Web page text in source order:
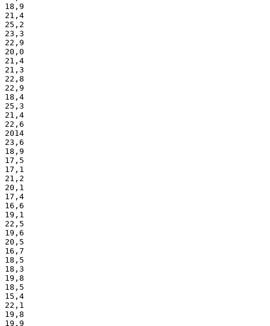
18,9
21,4
25,2
23,3
22,9
20,0
21,4
21,3
22,8
22,9
18,4
25,3
21,4
22,6
2014
23,6
18,9
17,5
17,1
21,2
20,1
17,4
16,6
19,1
22,5
19,6
20,5
16,7
18,5
18,3
19,8
18,5
15,4
22,1
19,8
19,9